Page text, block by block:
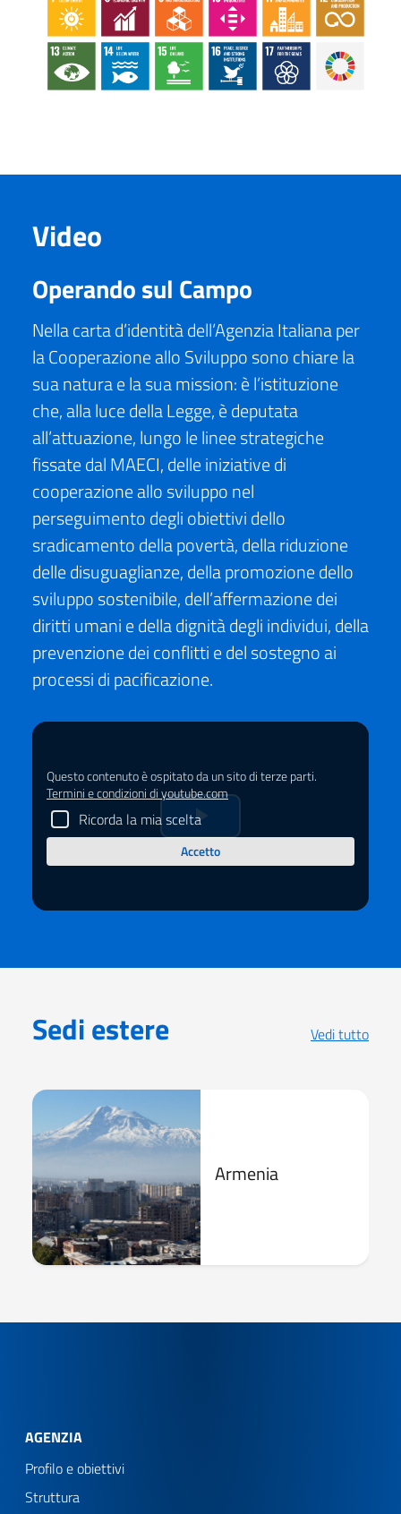
Video
Questo contenuto è ospitato da un sito di terze parti.
Termini e condizioni di youtube.com
Ricorda la mia scelta
AccettoRiprduci
video
Operando sul Campo
Nella carta d’identità dell’Agenzia Italiana per
la Cooperazione allo Sviluppo sono chiare la
sua natura e la sua mission: è l’istituzione
che, alla luce della Legge, è deputata
all’attuazione, lungo le linee strategiche
fissate dal MAECI, delle iniziative di
cooperazione allo sviluppo nel
perseguimento degli obiettivi dello
sradicamento della povertà, della riduzione
delle disuguaglianze, della promozione dello
sviluppo sostenibile, dell’affermazione dei
diritti umani e della dignità degli individui, della
prevenzione dei conflitti e del sostegno ai
processi di pacificazione.
Sedi estere Vedi tutto
Armenia
AGENZIA
Profilo e obiettivi
Struttura